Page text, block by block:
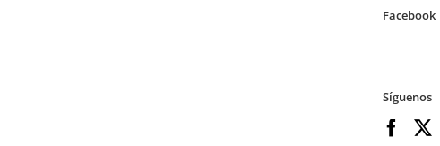
Facebook
Síguenos